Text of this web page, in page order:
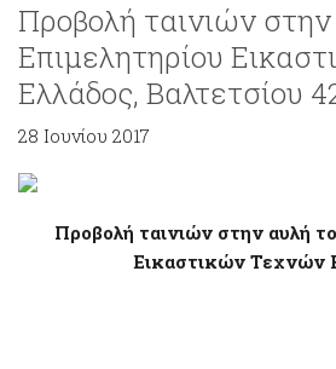
Προβολή ταινιών
Επιμελητηρίου
Ελλάδος, Βαλτετσίου
28 Ιουνίου 2017
Προβολή ταινιών στην αυλή
Εικαστικών Τεχνών